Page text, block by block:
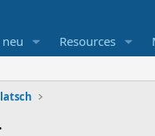
Resources